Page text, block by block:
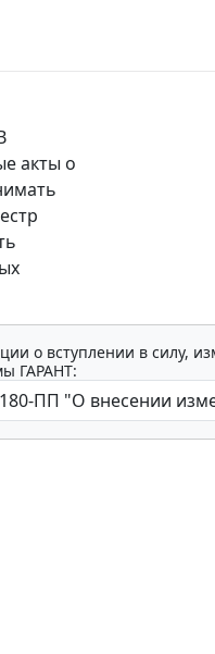
акты о
о вступлении в силу,
ГАРАНТ: